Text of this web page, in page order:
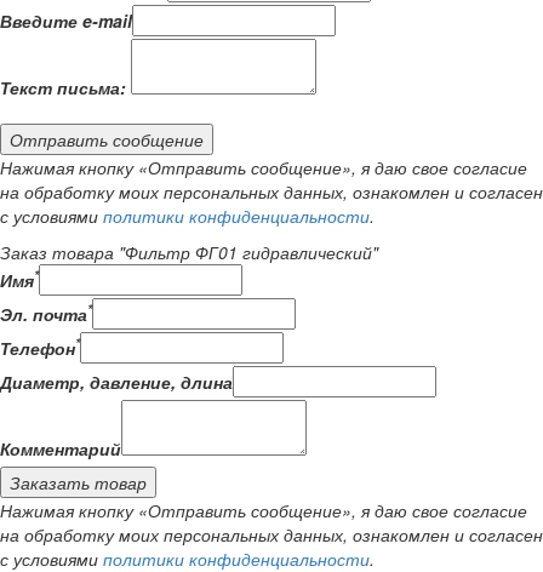
Введите e-mail
Текст письма:
Отправить сообщение
Нажимая кнопку «Отправить сообщение», я даю свое согласие
на обработку моих персональных данных, ознакомлен и согласен
с условиями политики конфиденциальности.
Заказ товара "Фильтр ФГ01 гидравлический"
Имя*
Эл. почта*
Телефон*
Диаметр, давление, длина
Комментарий
Заказать товар
Нажимая кнопку «Отправить сообщение», я даю свое согласие
на обработку моих персональных данных, ознакомлен и согласен
с условиями политики конфиденциальности.